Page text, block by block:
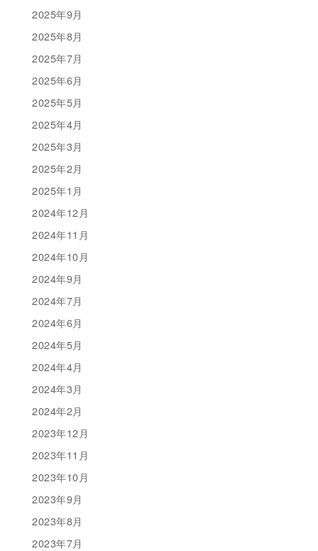
2025年9月
2025年8月
2025年7月
2025年6月
2025年5月
2025年4月
2025年3月
2025年2月
2025年1月
2024年12月
2024年11月
2024年10月
2024年9月
2024年7月
2024年6月
2024年5月
2024年4月
2024年3月
2024年2月
2023年12月
2023年11月
2023年10月
2023年9月
2023年8月
2023年7月